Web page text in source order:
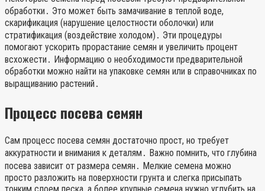
обработки․ Это может быть замачивание в теплой воде,
скарификация (нарушение целостности оболочки) или
стратификация (воздействие холодом)․ Эти процедуры
помогают ускорить прорастание семян и увеличить процент
всхожести․ Информацию о необходимости предварительной
обработки можно найти на упаковке семян или в справочниках по
выращиванию растений․
Процесс посева семян
Сам процесс посева семян достаточно прост, но требует
аккуратности и внимания к деталям․ Важно помнить, что глубина
посева зависит от размера семян․ Мелкие семена можно
просто разложить на поверхности грунта и слегка присыпать